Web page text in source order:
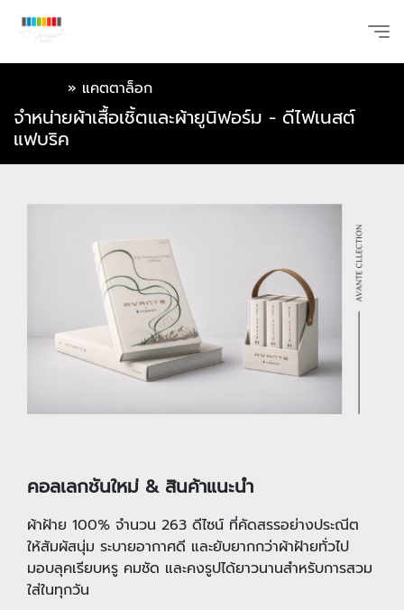
» แคตตาล็อก
จำหน่ายผ้าเสื้อเชิ้ตและผ้ายูนิฟอร์ม - ดีไฟเนสต์
แฟบริค
คอลเลกชันใหม่ & สินค้าแนะนำ
ผ้าฝ้าย 100% จำนวน 263 ดีไซน์ ที่คัดสรรอย่างประณีต
ให้สัมผัสนุ่ม ระบายอากาศดี และยับยากกว่าผ้าฝ้ายทั่วไป
มอบลุคเรียบหรู คมชัด และคงรูปได้ยาวนานสำหรับการสวม
ใส่ในทุกวัน